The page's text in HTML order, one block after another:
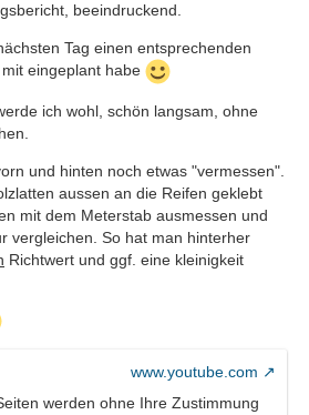
beeindruckend.
Tag einen entsprechenden
eingeplant habe
ich wohl, schön langsam, ohne
und hinten noch etwas "vermessen".
aussen an die Reifen geklebt
mit dem Meterstab ausmessen und
vergleichen. So hat man hinterher
Richtwert und ggf. eine kleinigkeit
www.youtube.com
werden ohne Ihre Zustimmung